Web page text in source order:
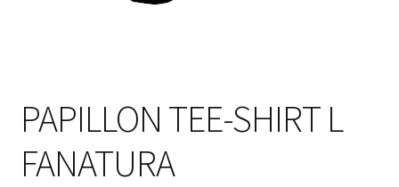
PAPILLON TEE-SHIRT L
FANATURA